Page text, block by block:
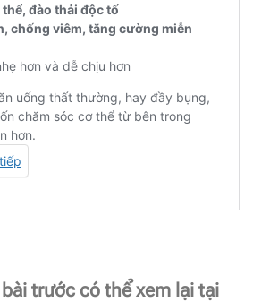
trước có thể xem lại tại